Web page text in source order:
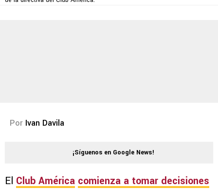
Por Ivan Davila
¡Síguenos en Google News!
El Club América comienza a tomar decisiones